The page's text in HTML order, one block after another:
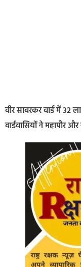
वीर सावरकर वार्ड में 32
वार्डवासियों ने महापौर